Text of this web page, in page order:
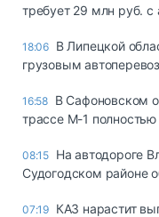
требует 29 млн руб. с
18:06 В Липецкой
грузовым
16:58 В Сафоновском
трассе М-1 полностью
08:15 На автодороге
Судогодском районе
07:19 КАЗ нарастит